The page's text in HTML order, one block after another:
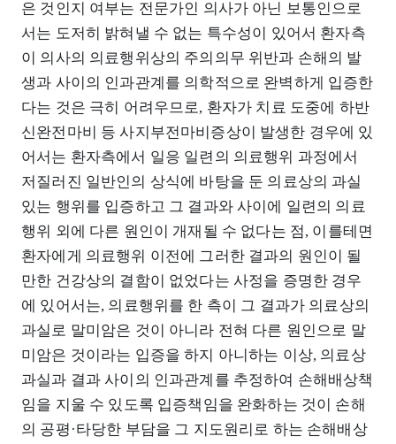
은 것인지 여부는 전문가인 의사가 아닌 보통인으로
서는 도저히 밝혀낼 수 없는 특수성이 있어서 환자측
이 의사의 의료행위상의 주의의무 위반과 손해의 발
생과 사이의 인과관계를 의학적으로 완벽하게 입증한
다는 것은 극히 어려우므로, 환자가 치료 도중에 하반
신완전마비 등 사지부전마비증상이 발생한 경우에 있
어서는 환자측에서 일응 일련의 의료행위 과정에서
저질러진 일반인의 상식에 바탕을 둔 의료상의 과실
있는 행위를 입증하고 그 결과와 사이에 일련의 의료
행위 외에 다른 원인이 개재될 수 없다는 점, 이를테면
환자에게 의료행위 이전에 그러한 결과의 원인이 될
만한 건강상의 결함이 없었다는 사정을 증명한 경우
에 있어서는, 의료행위를 한 측이 그 결과가 의료상의
과실로 말미암은 것이 아니라 전혀 다른 원인으로 말
미암은 것이라는 입증을 하지 아니하는 이상, 의료상
과실과 결과 사이의 인과관계를 추정하여 손해배상책
임을 지울 수 있도록 입증책임을 완화하는 것이 손해
의 공평·타당한 부담을 그 지도원리로 하는 손해배상